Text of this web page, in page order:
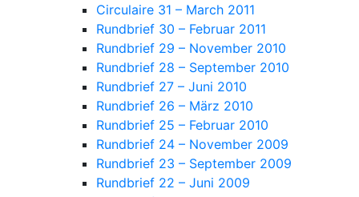
Circulaire 31 – March 2011
Rundbrief 30 – Februar 2011
Rundbrief 29 – November 2010
Rundbrief 28 – September 2010
Rundbrief 27 – Juni 2010
Rundbrief 26 – März 2010
Rundbrief 25 – Februar 2010
Rundbrief 24 – November 2009
Rundbrief 23 – September 2009
Rundbrief 22 – Juni 2009